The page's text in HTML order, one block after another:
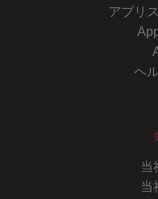
アプリ
ヘ
当
当